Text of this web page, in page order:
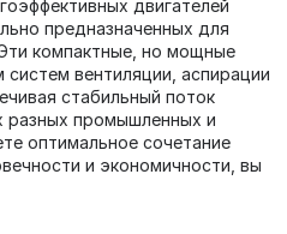
двигателей
предназначенных для
компактные, но мощные
вентиляции, аспирации
стабильный поток
разных промышленных и
оптимальное сочетание
и экономичности, вы